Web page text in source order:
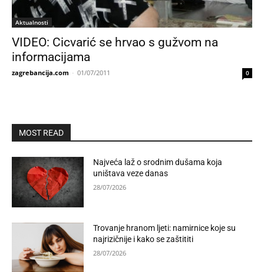
Aktualnosti
VIDEO: Cicvarić se hrvao s gužvom na
informacijama
zagrebancija.com - 01/07/2011 0
MOST READ
Najveća laž o srodnim dušama koja
uništava veze danas
28/07/2026
Trovanje hranom ljeti: namirnice koje su
najrizičnije i kako se zaštititi
28/07/2026